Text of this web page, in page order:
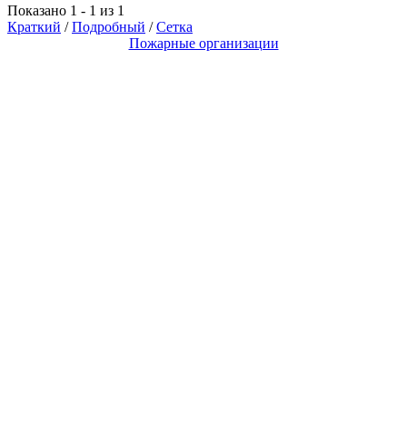
Показано 1 - 1 из 1
Краткий /Подробный /Сетка
Пожарные организации